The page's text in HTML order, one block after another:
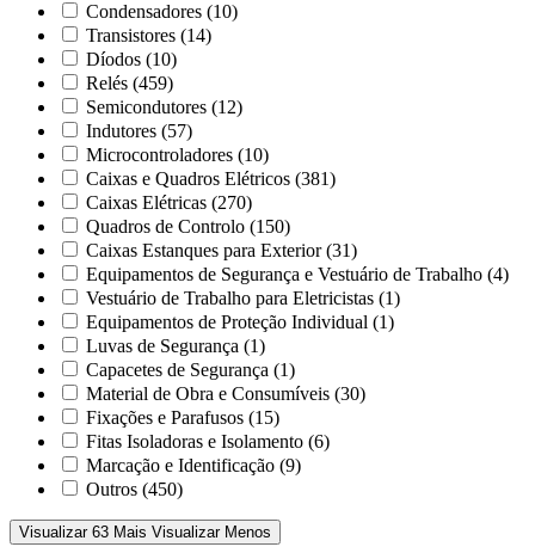
Condensadores (10)
Transistores (14)
Díodos (10)
Relés (459)
Semicondutores (12)
Indutores (57)
Microcontroladores (10)
Caixas e Quadros Elétricos (381)
Caixas Elétricas (270)
Quadros de Controlo (150)
Caixas Estanques para Exterior (31)
Equipamentos de Segurança e Vestuário de Trabalho (4)
Vestuário de Trabalho para Eletricistas (1)
Equipamentos de Proteção Individual (1)
Luvas de Segurança (1)
Capacetes de Segurança (1)
Material de Obra e Consumíveis (30)
Fixações e Parafusos (15)
Fitas Isoladoras e Isolamento (6)
Marcação e Identificação (9)
Outros (450)
Visualizar 63 Mais Visualizar Menos